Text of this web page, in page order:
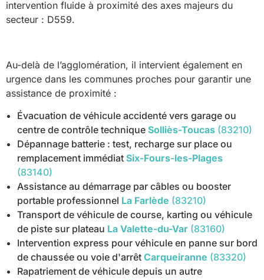
intervention fluide à proximité des axes majeurs du
secteur : D559.
Au-delà de l’agglomération, il intervient également en
urgence dans les communes proches pour garantir une
assistance de proximité :
Évacuation de véhicule accidenté vers garage ou
centre de contrôle technique Solliès-Toucas (83210)
Dépannage batterie : test, recharge sur place ou
remplacement immédiat Six-Fours-les-Plages
(83140)
Assistance au démarrage par câbles ou booster
portable professionnel La Farlède (83210)
Transport de véhicule de course, karting ou véhicule
de piste sur plateau La Valette-du-Var (83160)
Intervention express pour véhicule en panne sur bord
de chaussée ou voie d'arrêt Carqueiranne (83320)
Rapatriement de véhicule depuis un autre